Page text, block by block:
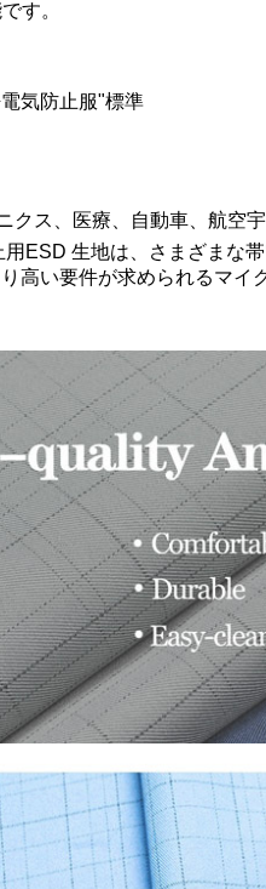
す。
気防止服"標準
クス、医療、自動車、航空
用ESD 生地は、さまざまな
高い要件が求められるマ